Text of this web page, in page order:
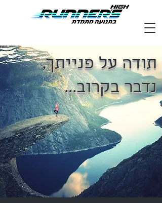
תודה על פנייתך,
נדבר בקרוב...